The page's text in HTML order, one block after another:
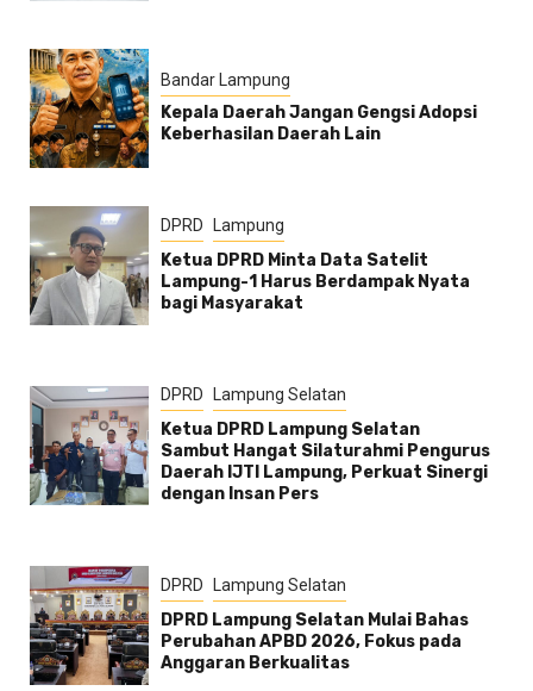
Bandar Lampung
Kepala Daerah Jangan Gengsi Adopsi
Keberhasilan Daerah Lain
DPRD Lampung
Ketua DPRD Minta Data Satelit
Lampung-1 Harus Berdampak Nyata
bagi Masyarakat
DPRD Lampung Selatan
Ketua DPRD Lampung Selatan
Sambut Hangat Silaturahmi Pengurus
Daerah IJTI Lampung, Perkuat Sinergi
dengan Insan Pers
DPRD Lampung Selatan
DPRD Lampung Selatan Mulai Bahas
Perubahan APBD 2026, Fokus pada
Anggaran Berkualitas